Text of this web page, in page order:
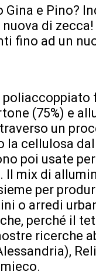
e Pino?
di
fino ad un
(75%) e
un
la cellulosa
poi usate
mix di
per
o arredi
perché il
ricerche